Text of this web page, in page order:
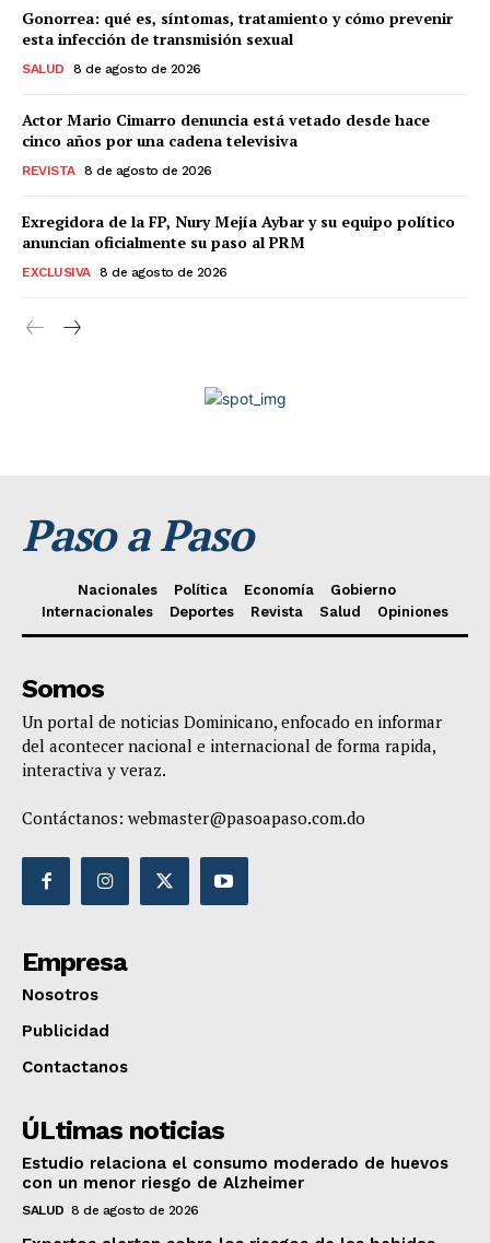
Gonorrea: qué es, síntomas, tratamiento y cómo prevenir
esta infección de transmisión sexual
SALUD 8 de agosto de 2026
Actor Mario Cimarro denuncia está vetado desde hace
cinco años por una cadena televisiva
REVISTA 8 de agosto de 2026
Exregidora de la FP, Nury Mejía Aybar y su equipo político
anuncian oficialmente su paso al PRM
EXCLUSIVA 8 de agosto de 2026
Paso a Paso
Nacionales Política Economía
Gobierno
Internacionales
Deportes Revista Salud Opiniones
Somos
Un portal de noticias Dominicano, enfocado en informar
del acontecer nacional e internacional de forma rapida,
interactiva y veraz.
Contáctanos: webmaster@pasoapaso.com.do
Empresa
Nosotros
Publicidad
Contactanos
ÚLtimas noticias
Estudio relaciona el consumo moderado de huevos
con un menor riesgo de Alzheimer
SALUD 8 de agosto de 2026